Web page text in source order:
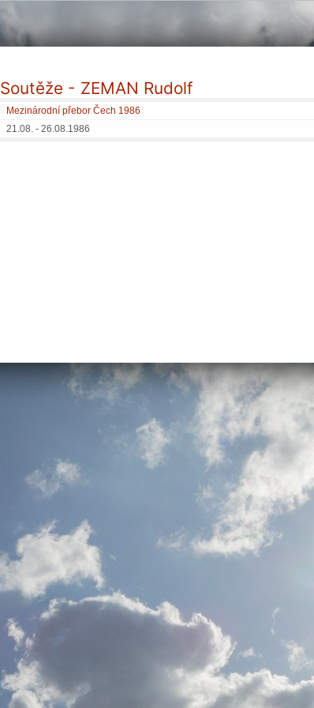
Soutěže - ZEMAN Rudolf
Mezinárodní přebor Čech 1986
21.08. - 26.08.1986